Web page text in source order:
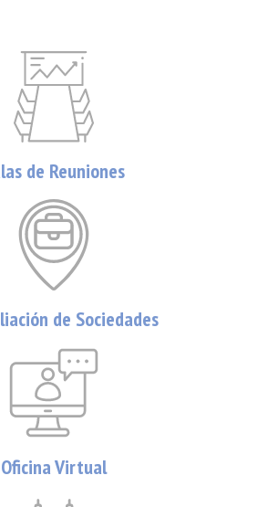
de Reuniones
de Sociedades
Oficina Virtual